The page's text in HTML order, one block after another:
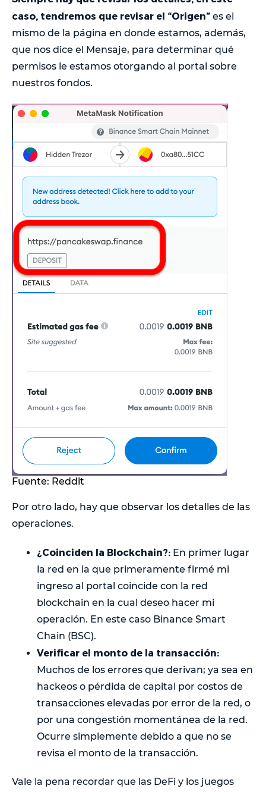
caso, tendremos que revisar el “Origen” es el
mismo de la página en donde estamos, además,
que nos dice el Mensaje, para determinar qué
permisos le estamos otorgando al portal sobre
nuestros fondos.
Fuente: Reddit
Por otro lado, hay que observar los detalles de las
operaciones.
¿Coinciden la Blockchain?: En primer lugar
la red en la que primeramente firmé mi
ingreso al portal coincide con la red
blockchain en la cual deseo hacer mi
operación. En este caso Binance Smart
Chain (BSC).
Verificar el monto de la transacción:
Muchos de los errores que derivan; ya sea en
hackeos o pérdida de capital por costos de
transacciones elevadas por error de la red, o
por una congestión momentánea de la red.
Ocurre simplemente debido a que no se
revisa el monto de la transacción.
Vale la pena recordar que las DeFi y los juegos